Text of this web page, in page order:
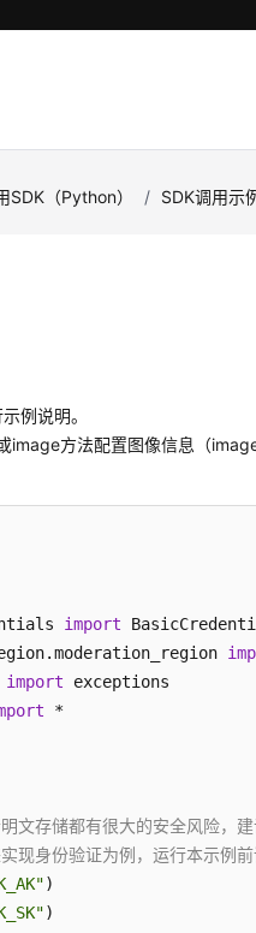
SDK（Python） / SDK调用示
例说明。
方法配置图像信息（
import
import
存储都有很大的安全风险，
身份验证为例，运行本示例前请
)
)